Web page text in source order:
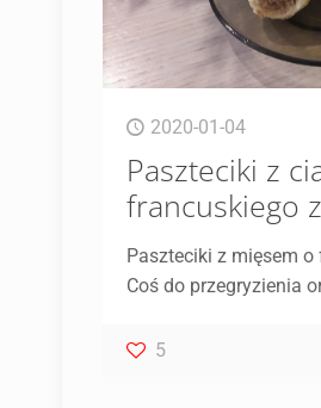
2020-01-04
Paszteciki z
francuskiego
Paszteciki z mięsem
Coś do przegryzienia
5